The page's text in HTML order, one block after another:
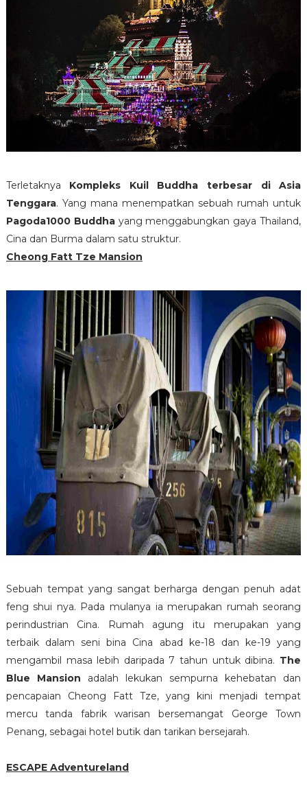
Terletaknya Kompleks Kuil Buddha terbesar di Asia
Tenggara. Yang mana menempatkan sebuah rumah untuk
Pagoda1000 Buddhayang menggabungkan gaya Thailand,
Cina dan Burma dalam satu struktur.
Cheong Fatt Tze Mansion
Sebuah tempat yang sangat berharga dengan penuh adat
feng shui nya. Pada mulanya ia merupakan rumah seorang
perindustrian Cina. Rumah agung itu merupakan yang
terbaik dalam seni bina Cina abad ke-18 dan ke-19 yang
mengambil masa lebih daripada 7 tahun untuk dibina. The
Blue Mansion adalah lekukan sempurna kehebatan dan
pencapaian Cheong Fatt Tze, yang kini menjadi tempat
mercu tanda fabrik warisan bersemangat George Town
Penang, sebagai hotel butik dan tarikan bersejarah.
ESCAPE Adventureland